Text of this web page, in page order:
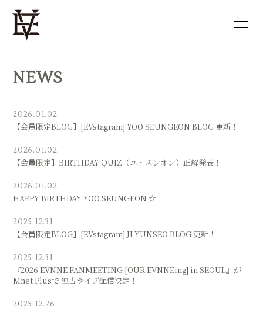
PROFILE
VIDEO
SHOP
NEWS
2026.01.02
【会員限定BLOG】[EVstagram] YOO SEUNGEON BLOG 更新！
2026.01.02
【会員限定】BIRTHDAY QUIZ（ユ・スンオン）正解発表！
2026.01.02
HAPPY BIRTHDAY YOO SEUNGEON ☆
2025.12.31
【会員限定BLOG】[EVstagram] JI YUNSEO BLOG 更新！
2025.12.31
『2026 EVNNE FANMEETING [OUR EVNNEing] in SEOUL』が
Mnet Plusで 独占ライブ配信決定！
2025.12.26